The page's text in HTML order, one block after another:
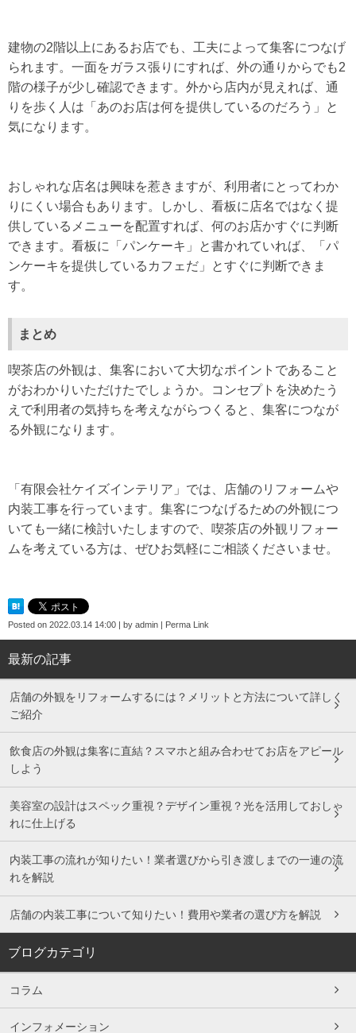
建物の2階以上にあるお店でも、工夫によって集客につなげ
られます。一面をガラス張りにすれば、外の通りからでも2
階の様子が少し確認できます。外から店内が見えれば、通
りを歩く人は「あのお店は何を提供しているのだろう」と
気になります。
おしゃれな店名は興味を惹きますが、利用者にとってわか
りにくい場合もあります。しかし、看板に店名ではなく提
供しているメニューを配置すれば、何のお店かすぐに判断
できます。看板に「パンケーキ」と書かれていれば、「パ
ンケーキを提供しているカフェだ」とすぐに判断できま
す。
まとめ
喫茶店の外観は、集客において大切なポイントであること
がおわかりいただけたでしょうか。コンセプトを決めたう
えで利用者の気持ちを考えながらつくると、集客につなが
る外観になります。
「有限会社ケイズインテリア」では、店舗のリフォームや
内装工事を行っています。集客につなげるための外観につ
いても一緒に検討いたしますので、喫茶店の外観リフォー
ムを考えている方は、ぜひお気軽にご相談くださいませ。
Posted on 2022.03.14 14:00 by admin Perma Link
最新の記事
店舗の外観をリフォームするには？メリットと方法について詳しく
ご紹介
飲食店の外観は集客に直結？スマホと組み合わせてお店をアピール
しよう
美容室の設計はスペック重視？デザイン重視？光を活用しておしゃ
れに仕上げる
内装工事の流れが知りたい！業者選びから引き渡しまでの一連の流
れを解説
店舗の内装工事について知りたい！費用や業者の選び方を解説
ブログカテゴリ
コラム
インフォメーション